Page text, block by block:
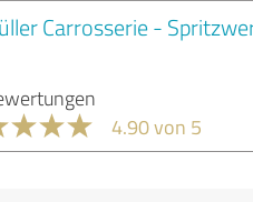
Carrosserie -
4.90 von 5